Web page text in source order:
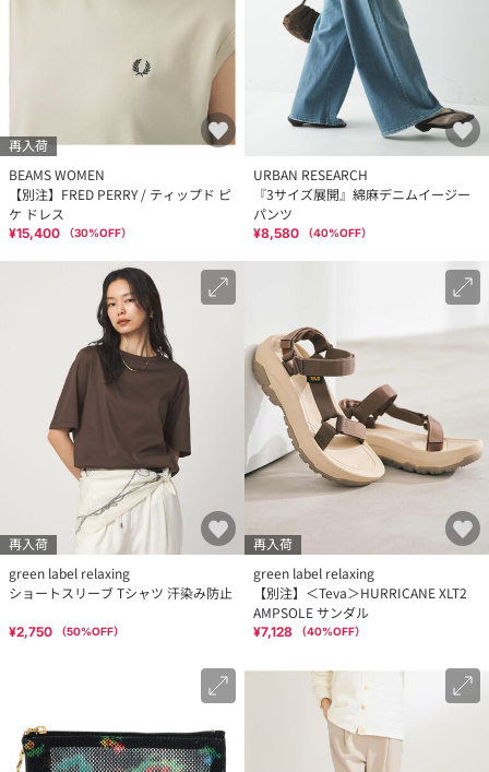
再入荷
BEAMS WOMEN
【別注】FRED PERRY / ティップド ピ
ケ ドレス
¥15,400 （30%OFF）
URBAN RESEARCH
『3サイズ展開』綿麻デニムイージー
パンツ
¥8,580 （40%OFF）
再入荷
green label relaxing
ショートスリーブ Tシャツ 汗染み防止
¥2,750 （50%OFF）
再入荷
green label relaxing
【別注】＜Teva＞HURRICANE XLT2
AMPSOLE サンダル
¥7,128 （40%OFF）